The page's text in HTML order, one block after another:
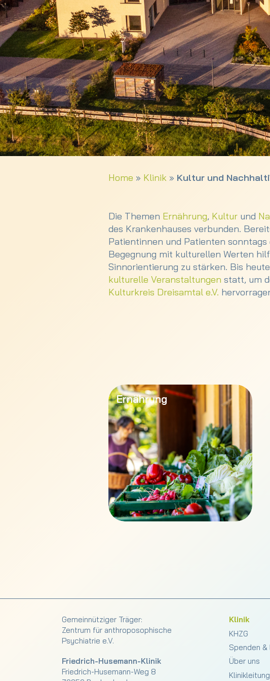
Home » Klinik» Kultur und
Die Themen Ernährung, Kulturund
des Krankenhauses verbunden.
Patientinnen und Patienten
Begegnung mit kulturellen Werten
Sinnorientierung zu stärken. Bis
kulturelle Veranstaltungen statt, um
Kulturkreis Dreisamtal e.V.
Durch den Einsatz hochwertiger
Wir legen seit Gründung der Klinik viel
respektvollen Umgang mit den
Ernährung
Gemeinnütziger Träger:
Zentrum für anthroposophische
Psychiatrie e.V.
Friedrich-Husemann-Klinik
Friedrich-Husemann-Weg 8
Klinik
KHZG
Spenden
Über uns
Klinikleitung